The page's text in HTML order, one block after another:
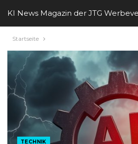
KI News Magazin der JTG
Startseite
TECHNIK